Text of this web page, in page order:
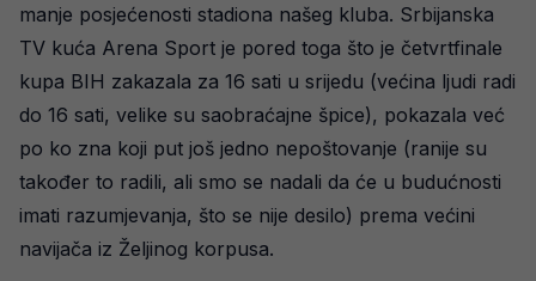
manje posjećenosti stadiona našeg kluba. Srbijanska
TV kuća Arena Sport je pored toga što je četvrtfinale
kupa BIH zakazala za 16 sati u srijedu (većina ljudi radi
do 16 sati, velike su saobraćajne špice), pokazala već
po ko zna koji put još jedno nepoštovanje (ranije su
također to radili, ali smo se nadali da će u budućnosti
imati razumjevanja, što se nije desilo) prema većini
navijača iz Željinog korpusa.